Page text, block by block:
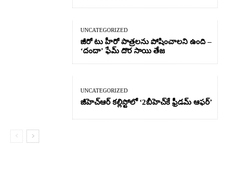
UNCATEGORIZED
జీరో టు హీరో పాత్రలను పోషించాలని ఉంది –
‘దందా’ ఫేమ్ దొర సాయి తేజ
UNCATEGORIZED
జీహెచ్ఆర్‌ కల్లిస్టోలో ‘2బీహెచ్‌కే ఫ్రీడమ్ ఆఫర్’